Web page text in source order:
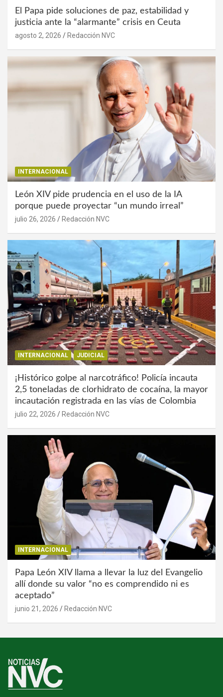
El Papa pide soluciones de paz, estabilidad y
justicia ante la “alarmante” crisis en Ceuta
agosto 2, 2026 Redacción NVC
INTERNACIONAL
León XIV pide prudencia en el uso de la IA
porque puede proyectar “un mundo irreal”
julio 26, 2026 Redacción NVC
INTERNACIONAL JUDICIAL
¡Histórico golpe al narcotráfico! Policía incauta
2,5 toneladas de clorhidrato de cocaína, la mayor
incautación registrada en las vías de Colombia
julio 22, 2026 Redacción NVC
INTERNACIONAL
Papa León XIV llama a llevar la luz del Evangelio
allí donde su valor “no es comprendido ni es
aceptado”
junio 21, 2026 Redacción NVC